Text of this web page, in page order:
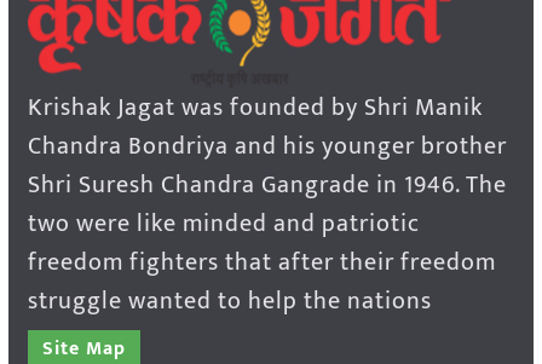
Krishak Jagat was founded by Shri Manik
Chandra Bondriya and his younger brother
Shri Suresh Chandra Gangrade in 1946. The
two were like minded and patriotic
freedom fighters that after their freedom
struggle wanted to help the nations
Site Map